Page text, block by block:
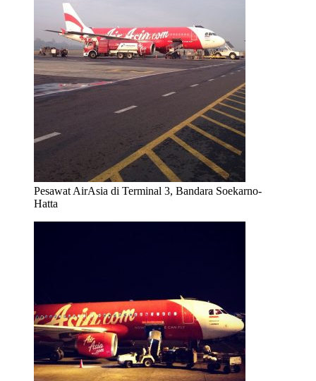
Pesawat AirAsia di Terminal 3, Bandara Soekarno-
Hatta